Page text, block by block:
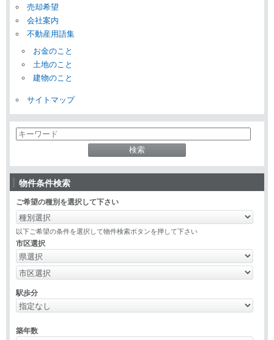
売却希望
会社案内
不動産用語集
お金のこと
土地のこと
建物のこと
サイトマップ
物件条件検索
ご希望の種別を選択して下さい
以下ご希望の条件を選択して物件検索ボタンを押して下さい
市区選択
駅歩分
築年数